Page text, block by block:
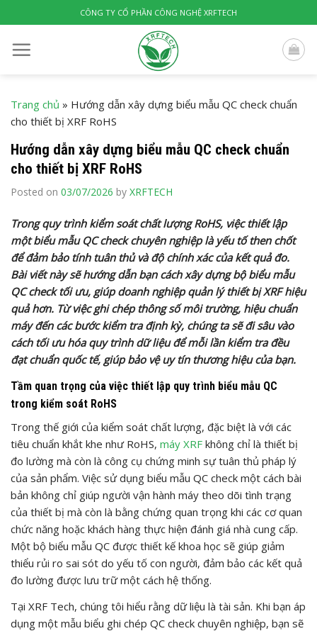
to
content
CÔNG TY CỔ PHẦN CÔNG NGHỆ XRFTECH
Trang chủ » Hướng dẫn xây dựng biểu mẫu QC check chuẩn
cho thiết bị XRF RoHS
Hướng dẫn xây dựng biểu mẫu QC check chuẩn
cho thiết bị XRF RoHS
Posted on 03/07/2026 by XRFTECH
Trong quy trình kiểm soát chất lượng RoHS, việc thiết lập
một biểu mẫu QC check chuyên nghiệp là yếu tố then chốt
để đảm bảo tính tuân thủ và độ chính xác của kết quả đo.
Bài viết này sẽ hướng dẫn bạn cách xây dựng bộ biểu mẫu
QC check tối ưu, giúp doanh nghiệp quản lý thiết bị XRF hiệu
quả hơn. Từ việc ghi chép thông số môi trường, hiệu chuẩn
máy đến các bước kiểm tra định kỳ, chúng ta sẽ đi sâu vào
cách tối ưu hóa quy trình dữ liệu để mỗi lần kiểm tra đều
đạt chuẩn quốc tế, giúp bảo vệ uy tín thương hiệu của bạn.
Tầm quan trọng của việc thiết lập quy trình biểu mẫu QC
trong kiểm soát RoHS
Trong thế giới của kiểm soát chất lượng, đặc biệt là với các
tiêu chuẩn khắt khe như RoHS, máy XRF không chỉ là thiết bị
đo lường mà còn là công cụ chứng minh sự tuân thủ pháp lý
của sản phẩm. Việc sử dụng biểu mẫu QC check một cách bài
bản không chỉ giúp người vận hành máy theo dõi tình trạng
của thiết bị mà còn là bằng chứng quan trọng khi các cơ quan
chức năng hoặc khách hàng thực hiện đánh giá nhà cung cấp.
Một bộ biểu mẫu QC được thiết kế khoa học sẽ giúp giảm
thiểu rủi ro sai sót do yếu tố con người, đảm bảo các kết quả
đo lường được lưu trữ một cách hệ thống.
Tại XRF Tech, chúng tôi hiểu rằng dữ liệu là tài sản. Khi bạn áp
dụng một mẫu biểu ghi chép QC check chuyên nghiệp, bạn sẽ